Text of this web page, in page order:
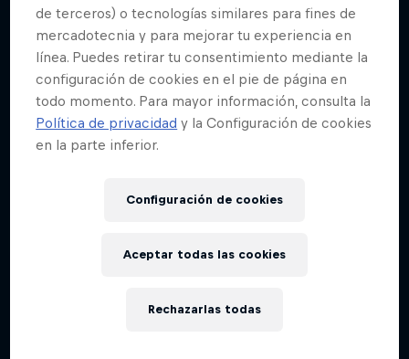
de terceros) o tecnologías similares para fines de
mercadotecnia y para mejorar tu experiencia en
línea. Puedes retirar tu consentimiento mediante la
configuración de cookies en el pie de página en
todo momento. Para mayor información, consulta la
Política de privacidad y la Configuración de cookies
en la parte inferior.
Configuración de cookies
Rechazarlas todas
Aceptar todas las cookies